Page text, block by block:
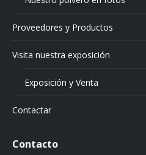
Proveedores y Productos
Visita nuestra exposición
Exposición y Venta
Contactar
Contacto